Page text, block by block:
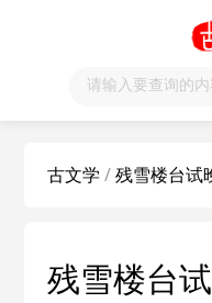
古文学 /残雪楼台试
残雪楼台